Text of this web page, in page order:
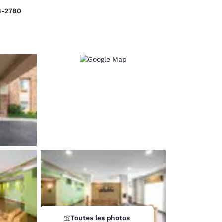
2780
Toutes les photos